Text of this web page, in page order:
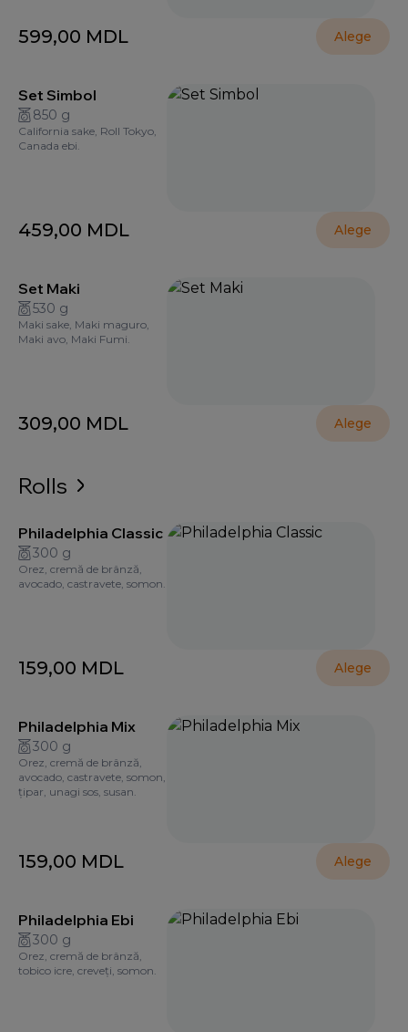
599,00 MDL Alege
Set Simbol
850 g
California sake, Roll Tokyo,
Canada ebi.
459,00 MDL Alege
Set Maki
530 g
Maki sake, Maki maguro,
Maki avo, Maki Fumi.
309,00 MDL Alege
Rolls
Philadelphia Classic
300 g
Orez, cremă de brânză,
avocado, castravete, somon.
159,00 MDL Alege
Philadelphia Mix
300 g
Orez, cremă de brânză,
avocado, castravete, somon,
țipar, unagi sos, susan.
159,00 MDL Alege
Philadelphia Ebi
300 g
Orez, cremă de brânză,
tobico icre, creveți, somon.